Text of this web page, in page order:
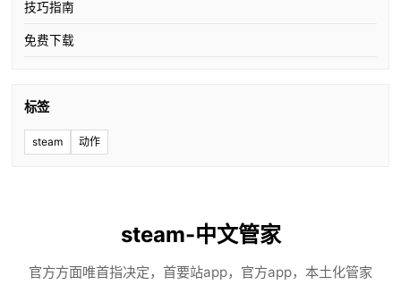
技巧指南
免费下载
标签
steam 动作
steam-中文管家
官方方面唯首指决定，首要站app，官方app，本土化管家